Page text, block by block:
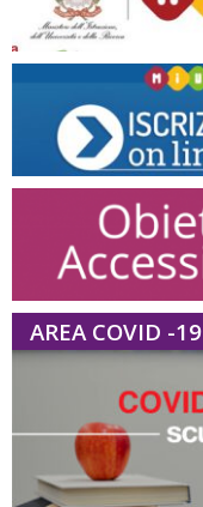
AREA COVID -19